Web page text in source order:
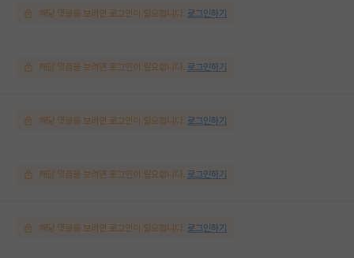
해당 댓글을 보려면 로그인이 필요합니다. 로그인하기
해당 댓글을 보려면 로그인이 필요합니다. 로그인하기
해당 댓글을 보려면 로그인이 필요합니다. 로그인하기
해당 댓글을 보려면 로그인이 필요합니다. 로그인하기
해당 댓글을 보려면 로그인이 필요합니다. 로그인하기